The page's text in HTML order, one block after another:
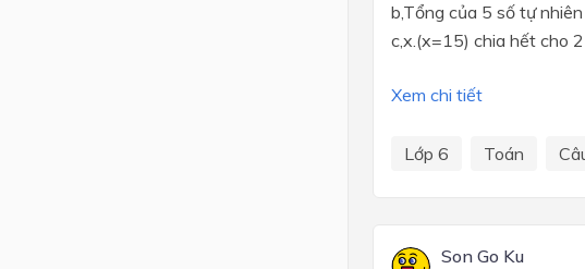
b,Tổng của 5 số tự
c,x.(x=15) chia hết cho
Xem chi tiết
Lớp 6 Toán
Son Go Ku